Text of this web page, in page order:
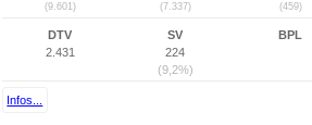
(9.601) (7.337) (459)
DTV
2.431
SV
224
(9,2%)
BPL
Infos...